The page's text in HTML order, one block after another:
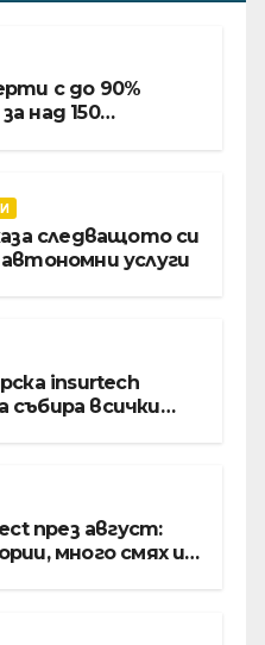
с до 90%
над 150
следващото си
услуги
insurtech
събира всички
през август:
много смях и